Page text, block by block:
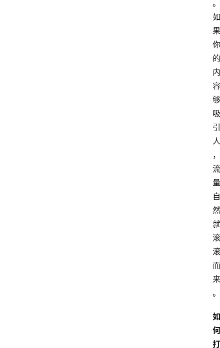
。
如
果
你
的
内
容
够
吸
引
人
，
流
量
自
然
就
滚
滚
而
来
。
如
何
打